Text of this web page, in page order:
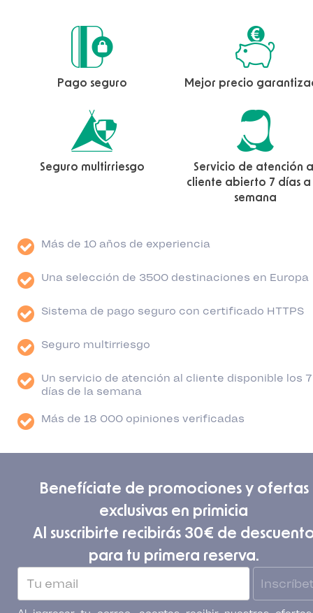
Pago seguro Mejor precio
Seguro multirriesgo
Servicio de atención
cliente abierto 7 días a
semana
Más de 10 años de experiencia
Una selección de 3500 destinaciones en Europa
Sistema de pago seguro con certificado HTTPS
Seguro multirriesgo
Un servicio de atención al cliente disponible los 7
días de la semana
Más de 18 000 opiniones verificadas
Benefíciate de promociones y ofertas
exclusivas en primicia
Al suscribirte recibirás 30€ de
para tu primera reserva.